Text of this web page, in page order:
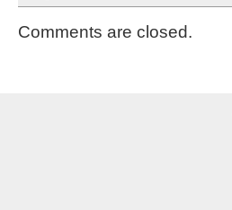
Comments are closed.